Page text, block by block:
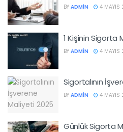
BY ADMIN 4 MAYIS
1 Kişinin Sigorta
BY ADMIN 4 MAYIS
Sigortalının
BY ADMIN 4 MAYIS
Günlük Sigorta